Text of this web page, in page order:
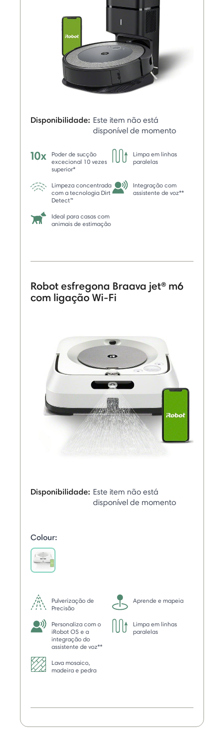
Disponibilidade: Este item não está
disponível de momento
Poder de sucção
excecional 10 vezes
superior*
Limpa em linhas
paralelas
Limpeza concentrada
com a tecnologia Dirt
Detect™
Integração com
assistente de voz**
Ideal para casas com
animais de estimação
Robot esfregona Braava jet® m6
com ligação Wi-Fi
Disponibilidade: Este item não está
disponível de momento
Colour:
Pulverização de
Precisão
Aprende e mapeia
Personaliza com o
iRobot OS e a
integração do
assistente de voz**
Limpa em linhas
paralelas
Lava mosaico,
madeira e pedra